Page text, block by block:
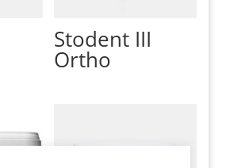
Stodent III
Ortho